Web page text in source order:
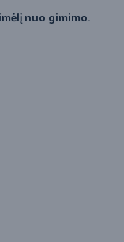
nuo gimimo.